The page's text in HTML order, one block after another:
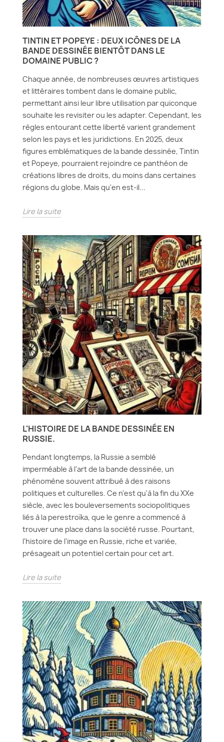
TINTIN ET POPEYE : DEUX ICÔNES DE LA
BANDE DESSINÉE BIENTÔT DANS LE
DOMAINE PUBLIC ?
Chaque année, de nombreuses œuvres artistiques
et littéraires tombent dans le domaine public,
permettant ainsi leur libre utilisation par quiconque
souhaite les revisiter ou les adapter. Cependant, les
règles entourant cette liberté varient grandement
selon les pays et les juridictions. En 2025, deux
figures emblématiques de la bande dessinée, Tintin
et Popeye, pourraient rejoindre ce panthéon de
créations libres de droits, du moins dans certaines
régions du globe. Mais qu'en est-il...
Lire la suite
L'HISTOIRE DE LA BANDE DESSINÉE EN
RUSSIE.
Pendant longtemps, la Russie a semblé
imperméable à l'art de la bande dessinée, un
phénomène souvent attribué à des raisons
politiques et culturelles. Ce n'est qu'à la fin du XXe
siècle, avec les bouleversements sociopolitiques
liés à la perestroïka, que le genre a commencé à
trouver une place dans la société russe. Pourtant,
l'histoire de l'image en Russie, riche et variée,
présageait un potentiel certain pour cet art.
Lire la suite